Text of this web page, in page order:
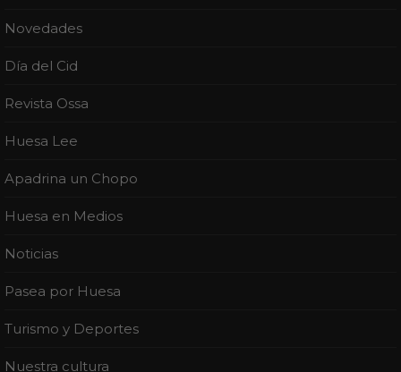
Novedades
Día del Cid
Revista Ossa
Huesa Lee
Apadrina un Chopo
Huesa en Medios
Noticias
Pasea por Huesa
Turismo y Deportes
Nuestra cultura